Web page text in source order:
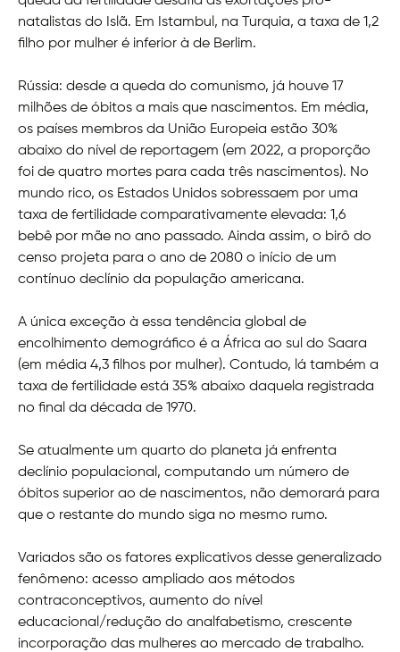
natalistas do Islã. Em Istambul, na Turquia, a taxa de 1,2
filho por mulher é inferior à de Berlim.
Rússia: desde a queda do comunismo, já houve 17
milhões de óbitos a mais que nascimentos. Em média,
os países membros da União Europeia estão 30%
abaixo do nível de reportagem (em 2022, a proporção
foi de quatro mortes para cada três nascimentos). No
mundo rico, os Estados Unidos sobressaem por uma
taxa de fertilidade comparativamente elevada: 1,6
bebê por mãe no ano passado. Ainda assim, o birô do
censo projeta para o ano de 2080 o início de um
contínuo declínio da população americana.
A única exceção à essa tendência global de
encolhimento demográfico é a África ao sul do Saara
(em média 4,3 filhos por mulher). Contudo, lá também a
taxa de fertilidade está 35% abaixo daquela registrada
no final da década de 1970.
Se atualmente um quarto do planeta já enfrenta
declínio populacional, computando um número de
óbitos superior ao de nascimentos, não demorará para
que o restante do mundo siga no mesmo rumo.
Variados são os fatores explicativos desse generalizado
fenômeno: acesso ampliado aos métodos
contraconceptivos, aumento do nível
educacional/redução do analfabetismo, crescente
incorporação das mulheres ao mercado de trabalho.